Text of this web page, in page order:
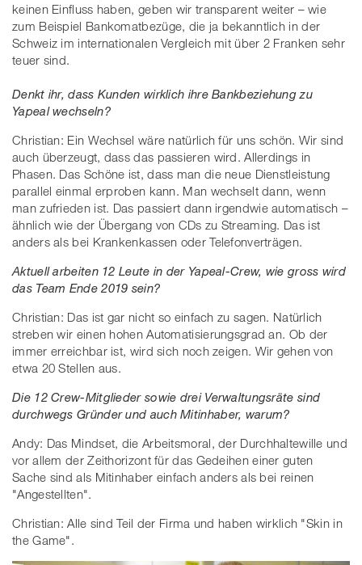
keinen Einfluss haben, geben wir transparent weiter – wie
zum Beispiel Bankomatbezüge, die ja bekanntlich in der
Schweiz im internationalen Vergleich mit über 2 Franken sehr
teuer sind.
Denkt ihr, dass Kunden wirklich ihre Bankbeziehung zu
Yapeal wechseln?
Christian: Ein Wechsel wäre natürlich für uns schön. Wir sind
auch überzeugt, dass das passieren wird. Allerdings in
Phasen. Das Schöne ist, dass man die neue Dienstleistung
parallel einmal erproben kann. Man wechselt dann, wenn
man zufrieden ist. Das passiert dann irgendwie automatisch –
ähnlich wie der Übergang von CDs zu Streaming. Das ist
anders als bei Krankenkassen oder Telefonverträgen.
Aktuell arbeiten 12 Leute in der Yapeal-Crew, wie gross wird
das Team Ende 2019 sein?
Christian: Das ist gar nicht so einfach zu sagen. Natürlich
streben wir einen hohen Automatisierungsgrad an. Ob der
immer erreichbar ist, wird sich noch zeigen. Wir gehen von
etwa 20 Stellen aus.
Die 12 Crew-Mitglieder sowie drei Verwaltungsräte sind
durchwegs Gründer und auch Mitinhaber, warum?
Andy: Das Mindset, die Arbeitsmoral, der Durchhaltewille und
vor allem der Zeithorizont für das Gedeihen einer guten
Sache sind als Mitinhaber einfach anders als bei reinen
"Angestellten".
Christian: Alle sind Teil der Firma und haben wirklich "Skin in
the Game".